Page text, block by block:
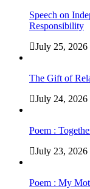
Speech on
Responsibility
July 25, 2026
The Gift of
July 24, 2026
Poem :
July 23, 2026
Poem : My